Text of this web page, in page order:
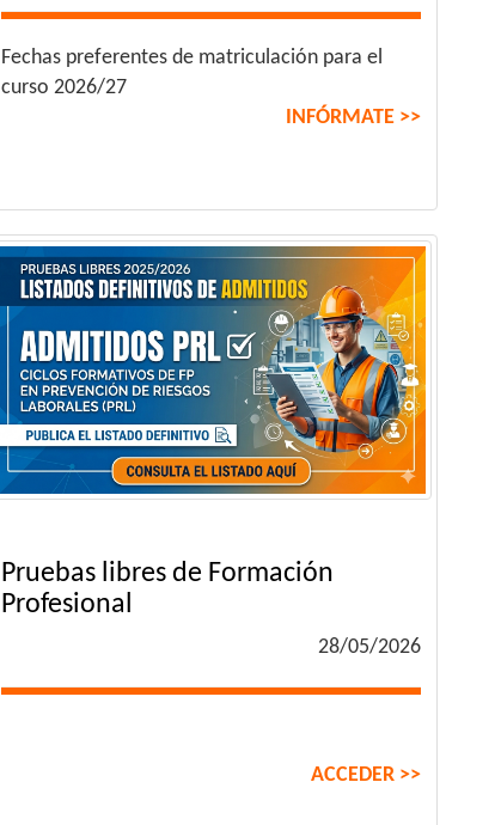
Fechas preferentes de matriculación para el
curso 2026/27
INFÓRMATE >>
Pruebas libres de Formación
Profesional
28/05/2026
ACCEDER >>